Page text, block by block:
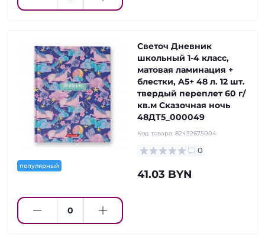
популярный
Светоч Дневник
школьный 1-4 класс,
матовая ламинация +
блестки, A5+ 48 л. 12 шт.
твердый переплет 60 г/
кв.м Сказочная ночь
48ДТ5_000049
Код товара: 82432675004
0
41.03 BYN